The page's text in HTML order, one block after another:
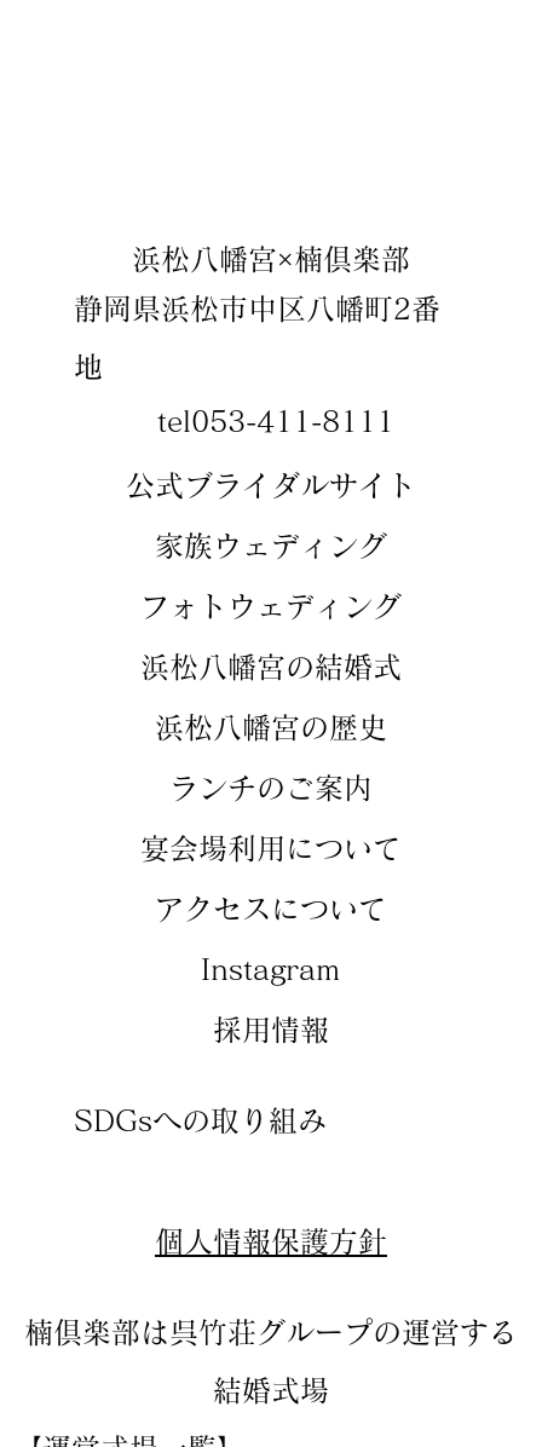
​​公式ブライダルサイト
​家族ウェディング
​フォトウェディング
​浜松八幡宮の結婚式
​浜松八幡宮の歴史
​ランチのご案内
​宴会場利用について
アクセスについて
​Instagram
​個人情報保護方針
​浜松八幡宮×楠倶楽部
静岡県浜松市中区八幡町2番
地
tel053-411-8111
SDGsへの取り組み
​採用情報
楠倶楽部は呉竹荘グループの運営する
結婚式場